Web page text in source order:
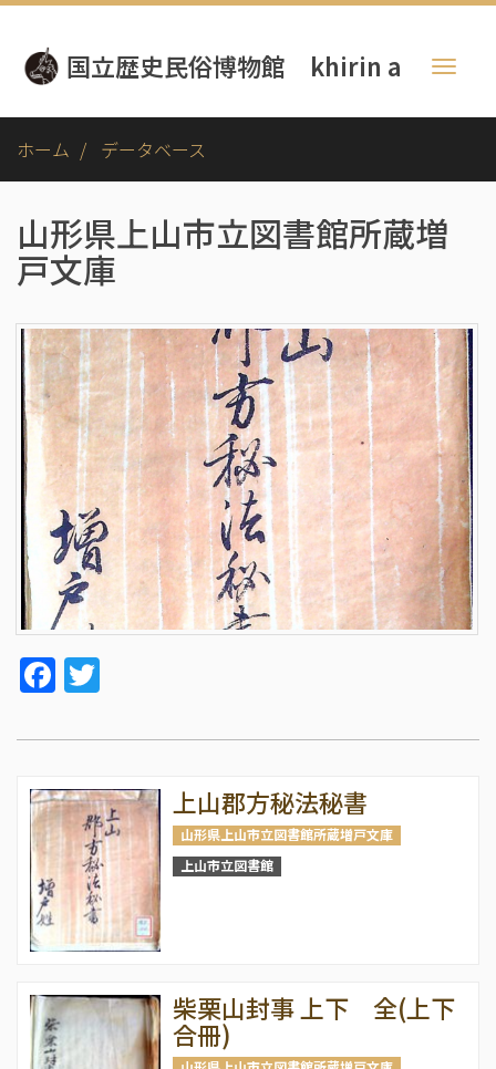
ン
ツ
国立歴史民俗博物館 khirin a
ホーム データベース
山形県上山市立図書館所蔵増
戸文庫
Facebook
上山郡方秘法秘書
山形県上山市立図書館所蔵増戸文庫
上山市立図書館
柴栗山封事 上下 全(上下
合冊)